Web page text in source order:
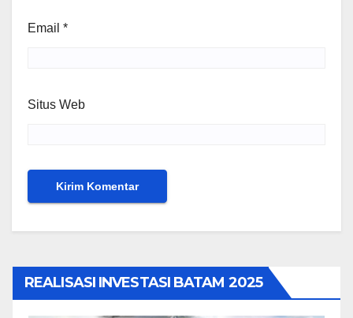
Email *
Situs Web
REALISASI INVESTASI BATAM 2025